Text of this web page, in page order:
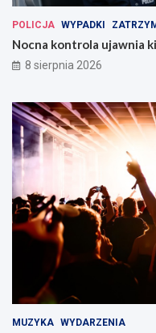
POLICJA WYPADKI
Nocna kontrola ujawnia
8 sierpnia 2026
MUZYKA WYDARZENIA